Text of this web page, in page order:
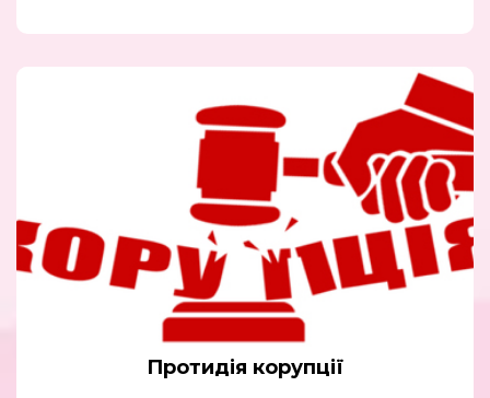
Протидія корупції